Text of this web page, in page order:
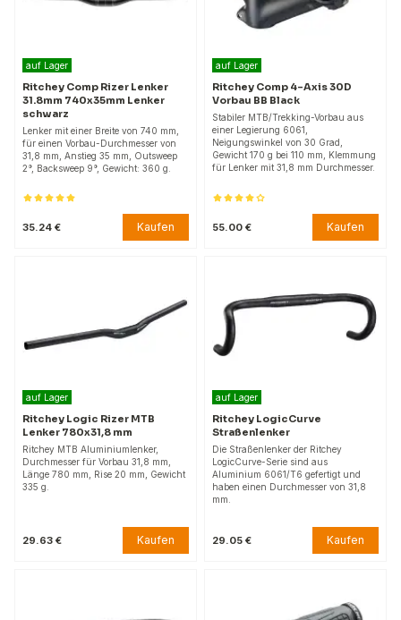
auf Lager
Ritchey Comp Rizer Lenker
31.8mm 740x35mm Lenker
schwarz
Lenker mit einer Breite von 740 mm,
für einen Vorbau-Durchmesser von
31,8 mm, Anstieg 35 mm, Outsweep
2°, Backsweep 9°, Gewicht: 360 g.
35.24 € Kaufen
auf Lager
Ritchey Comp 4-Axis 30D
Vorbau BB Black
Stabiler MTB/Trekking-Vorbau aus
einer Legierung 6061,
Neigungswinkel von 30 Grad,
Gewicht 170 g bei 110 mm, Klemmung
für Lenker mit 31,8 mm Durchmesser.
55.00 € Kaufen
auf Lager
Ritchey Logic Rizer MTB
Lenker 780x31,8 mm
Ritchey MTB Aluminiumlenker,
Durchmesser für Vorbau 31,8 mm,
Länge 780 mm, Rise 20 mm, Gewicht
335 g.
29.63 € Kaufen
auf Lager
Ritchey LogicCurve
Straßenlenker
Die Straßenlenker der Ritchey
LogicCurve-Serie sind aus
Aluminium 6061/T6 gefertigt und
haben einen Durchmesser von 31,8
mm.
29.05 € Kaufen